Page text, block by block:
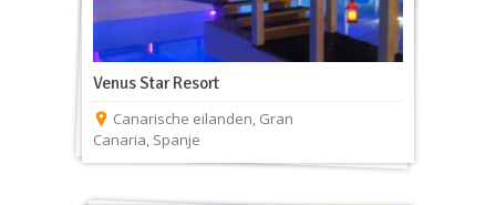
Venus Star Resort
Canarische eilanden, Gran
Canaria, Spanje